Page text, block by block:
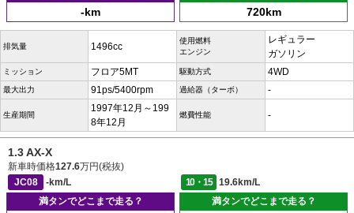
-km 720km
排気量 1496cc
使用燃料
エンジン
レギュラー
ガソリン
ミッション フロア5MT 駆動方式 4WD
最大出力 91ps/5400rpm 過給器（ターボ） -
生産期間
1997年12月～199
8年12月
燃費性能 -
1.3 AX-X
新車時価格127.6万円(税抜)
JC08
-km/L 10・15
19.6km/L
満タンでどこまで走る？
満タンでどこまで走る？